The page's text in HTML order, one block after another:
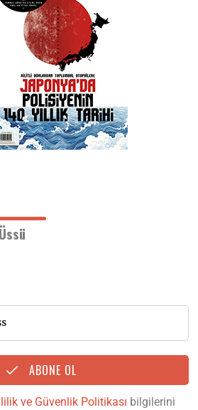
ABONE OL
ve Güvenlik Politikası bilgilerini